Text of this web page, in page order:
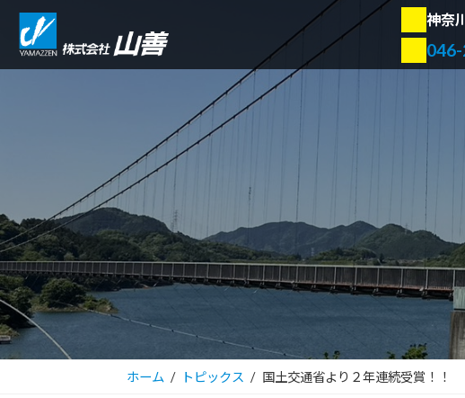
ッ
プ
移
動
神奈
ホーム トピックス 国土交通省より２年連続受賞！！